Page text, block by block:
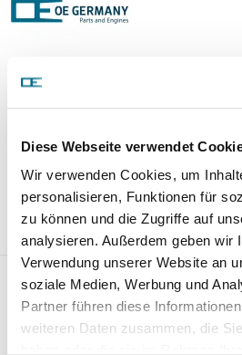
Diese Webseite verwendet
Wir verwenden Cookies, um
personalisieren, Funktionen für
zu können und die Zugriffe auf
analysieren. Außerdem geben wir
Verwendung unserer Website an
soziale Medien, Werbung und
Partner führen diese
weiteren Daten zusammen, die
Weight:
0,65 kg/Stk
Comparison numbers:
EWG034_17
106909